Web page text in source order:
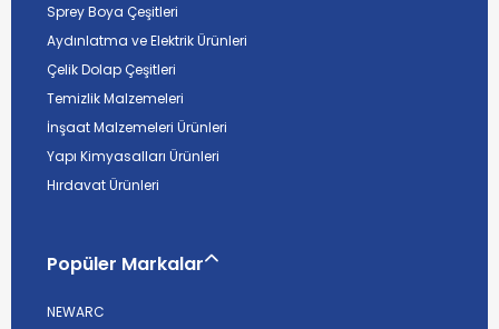
Sprey Boya Çeşitleri
Aydınlatma ve Elektrik Ürünleri
Çelik Dolap Çeşitleri
Temizlik Malzemeleri
İnşaat Malzemeleri Ürünleri
Yapı Kimyasalları Ürünleri
Hırdavat Ürünleri
Popüler Markalar
NEWARC